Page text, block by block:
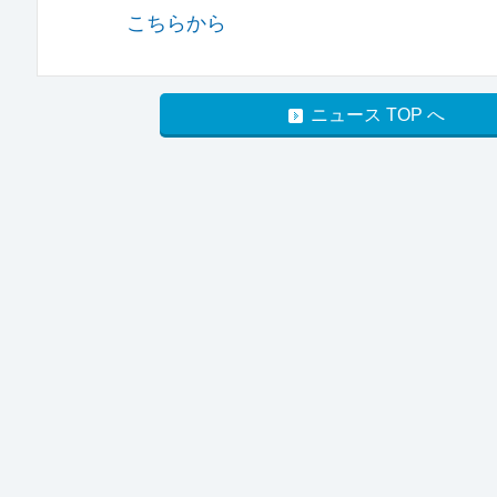
こちらから
ニュース TOP へ